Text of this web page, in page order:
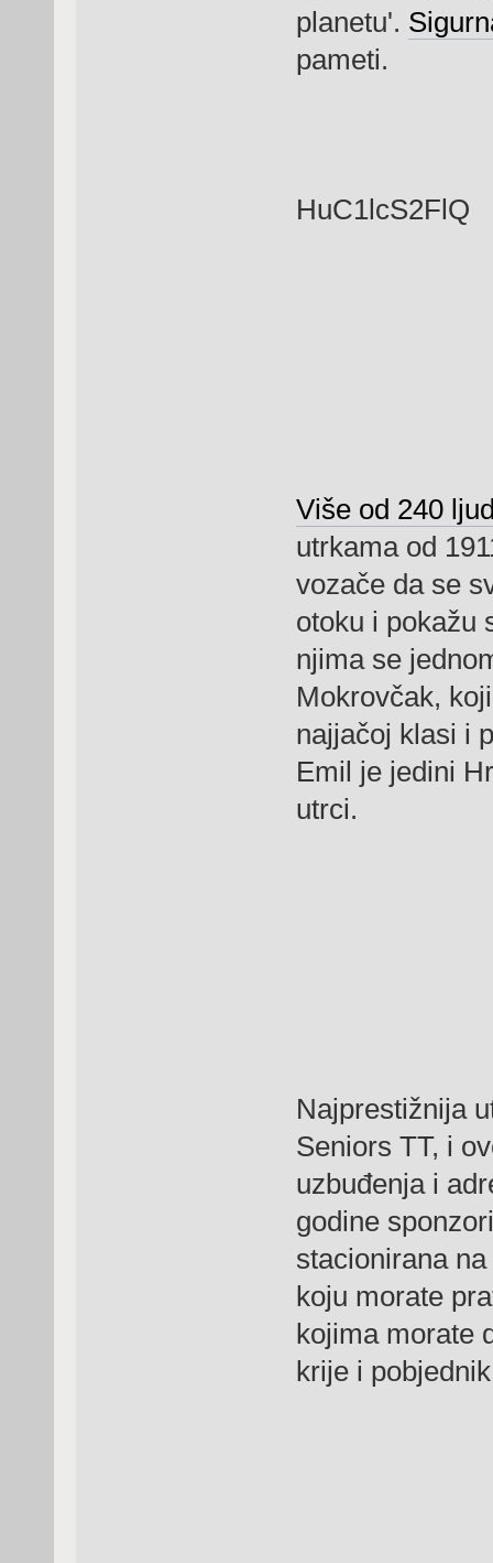
planetu'.
pameti.
HuC1lcS2FlQ
Više od 240
utrkama od
vozače da se
otoku i pokažu
njima se
Mokrovčak,
najjačoj klasi i
Emil je jedini
utrci.
Najprestižnija
Seniors TT, i
uzbuđenja i
godine
stacionirana
koju morate
kojima morate
krije i